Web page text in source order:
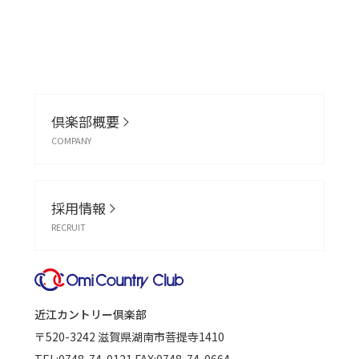
倶楽部概要
COMPANY
採用情報
RECRUIT
近江カントリー倶楽部
〒520-3242 滋賀県湖南市菩提寺1410